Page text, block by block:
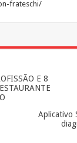
frateschi/
E 8
Aplicativo